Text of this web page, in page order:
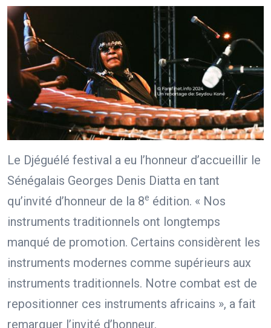
Le Djéguélé festival a eu l’honneur d’accueillir le
Sénégalais Georges Denis Diatta en tant
qu’invité d’honneur de la 8e édition. « Nos
instruments traditionnels ont longtemps
manqué de promotion. Certains considèrent les
instruments modernes comme supérieurs aux
instruments traditionnels. Notre combat est de
repositionner ces instruments africains », a fait
remarquer l’invité d’honneur.